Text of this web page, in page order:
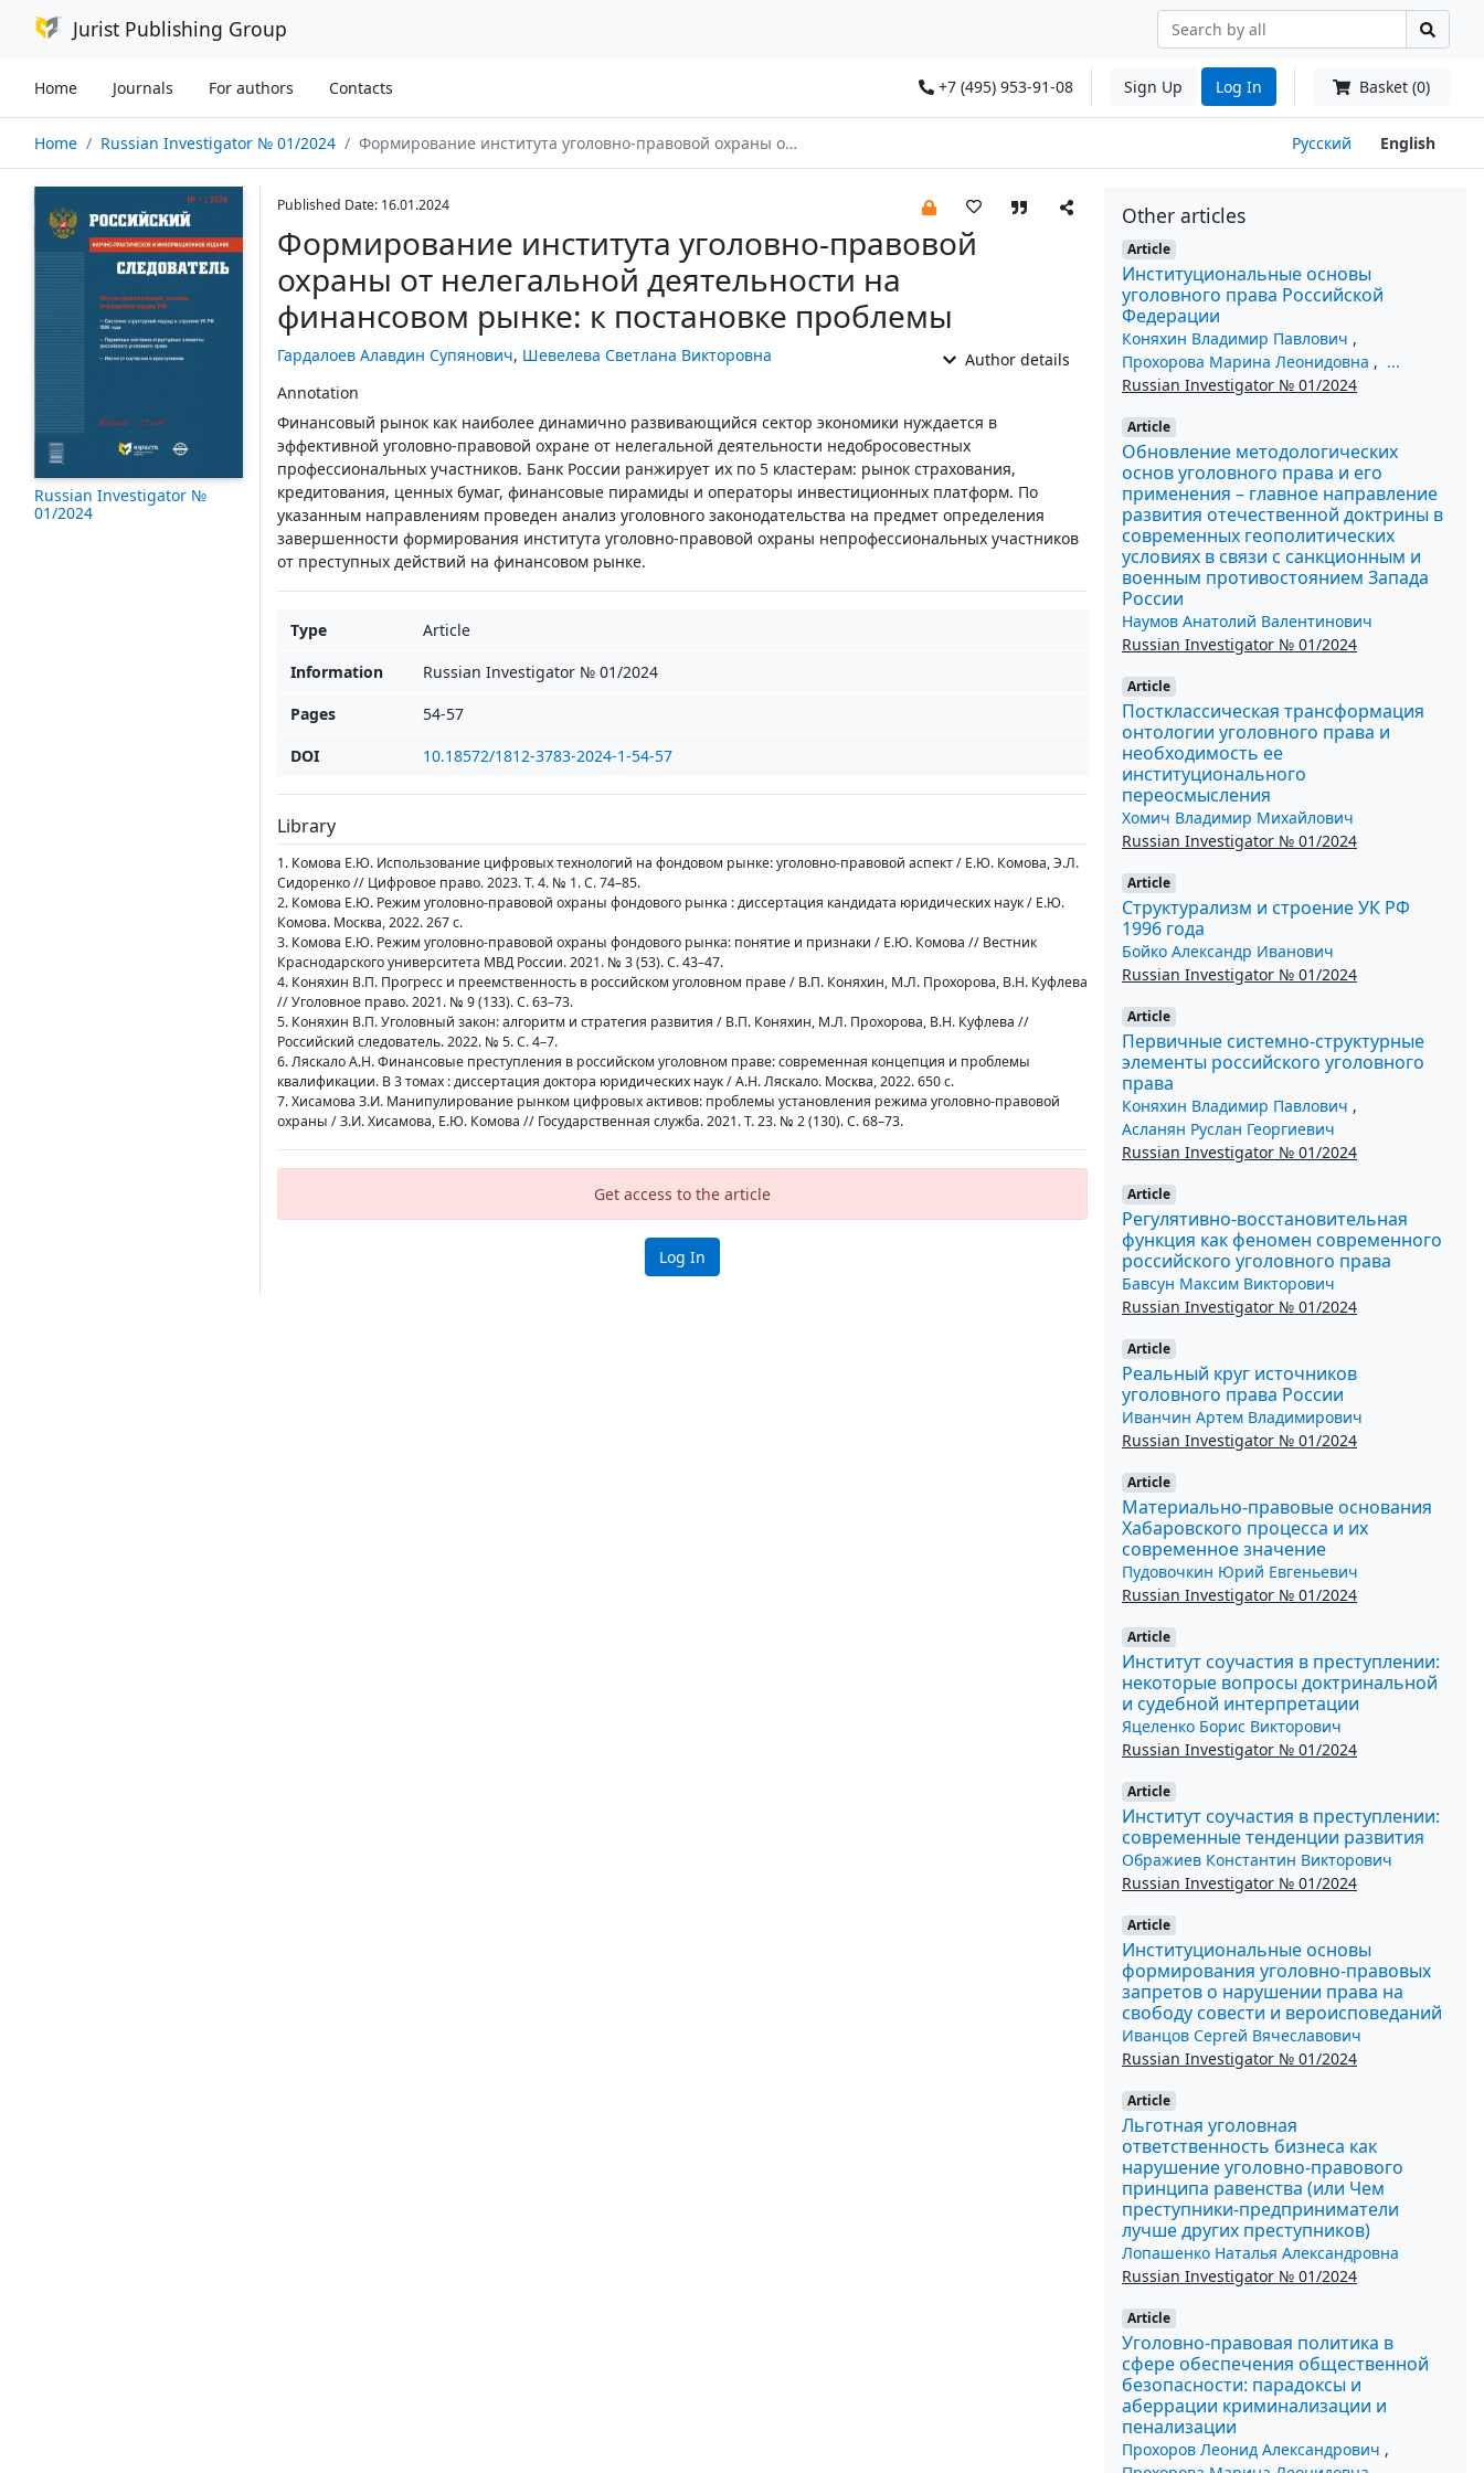
Jurist Publishing Group
Home Journals For authors Contacts +7 (495) 953-91-08 Sign Up Log In Basket (0)
Home Russian Investigator № 01/2024 Формирование института уголовно-правовой охраны от нелегальной деятельности на финансовом рынке: к постановке проблемы Русский English
Russian Investigator №
01/2024
Published Date: 16.01.2024
Формирование института уголовно-правовой
охраны от нелегальной деятельности на
финансовом рынке: к постановке проблемы
Гардалоев Алавдин Супянович, Шевелева Светлана Викторовна
Author details
Annotation
Финансовый рынок как наиболее динамично развивающийся сектор экономики нуждается в
эффективной уголовно-правовой охране от нелегальной деятельности недобросовестных
профессиональных участников. Банк России ранжирует их по 5 кластерам: рынок страхования,
кредитования, ценных бумаг, финансовые пирамиды и операторы инвестиционных платформ. По
указанным направлениям проведен анализ уголовного законодательства на предмет определения
завершенности формирования института уголовно-правовой охраны непрофессиональных участников
от преступных действий на финансовом рынке.
Type
Article
Information
Russian Investigator № 01/2024
Pages
54-57
DOI
10.18572/1812-3783-2024-1-54-57
Library
1. Комова Е.Ю. Использование цифровых технологий на фондовом рынке: уголовно-правовой аспект / Е.Ю. Комова, Э.Л.
Сидоренко // Цифровое право. 2023. Т. 4. № 1. С. 74–85.
2. Комова Е.Ю. Режим уголовно-правовой охраны фондового рынка : диссертация кандидата юридических наук / Е.Ю.
Комова. Москва, 2022. 267 с.
3. Комова Е.Ю. Режим уголовно-правовой охраны фондового рынка: понятие и признаки / Е.Ю. Комова // Вестник
Краснодарского университета МВД России. 2021. № 3 (53). С. 43–47.
4. Коняхин В.П. Прогресс и преемственность в российском уголовном праве / В.П. Коняхин, М.Л. Прохорова, В.Н. Куфлева
// Уголовное право. 2021. № 9 (133). С. 63–73.
5. Коняхин В.П. Уголовный закон: алгоритм и стратегия развития / В.П. Коняхин, М.Л. Прохорова, В.Н. Куфлева //
Российский следователь. 2022. № 5. С. 4–7.
6. Ляскало А.Н. Финансовые преступления в российском уголовном праве: современная концепция и проблемы
квалификации. В 3 томах : диссертация доктора юридических наук / А.Н. Ляскало. Москва, 2022. 650 с.
7. Хисамова З.И. Манипулирование рынком цифровых активов: проблемы установления режима уголовно-правовой
охраны / З.И. Хисамова, Е.Ю. Комова // Государственная служба. 2021. Т. 23. № 2 (130). С. 68–73.
Get access to the article
Log In
Other articles
Article
Институциональные основы
уголовного права Российской
Федерации
Коняхин Владимир Павлович ,
Прохорова Марина Леонидовна , ...
Russian Investigator № 01/2024
Article
Обновление методологических
основ уголовного права и его
применения – главное направление
развития отечественной доктрины в
современных геополитических
условиях в связи с санкционным и
военным противостоянием Запада
России
Наумов Анатолий Валентинович
Russian Investigator № 01/2024
Article
Постклассическая трансформация
онтологии уголовного права и
необходимость ее
институционального
переосмысления
Хомич Владимир Михайлович
Russian Investigator № 01/2024
Article
Структурализм и строение УК РФ
1996 года
Бойко Александр Иванович
Russian Investigator № 01/2024
Article
Первичные системно-структурные
элементы российского уголовного
права
Коняхин Владимир Павлович ,
Асланян Руслан Георгиевич
Russian Investigator № 01/2024
Article
Регулятивно-восстановительная
функция как феномен современного
российского уголовного права
Бавсун Максим Викторович
Russian Investigator № 01/2024
Article
Реальный круг источников
уголовного права России
Иванчин Артем Владимирович
Russian Investigator № 01/2024
Article
Материально-правовые основания
Хабаровского процесса и их
современное значение
Пудовочкин Юрий Евгеньевич
Russian Investigator № 01/2024
Article
Институт соучастия в преступлении:
некоторые вопросы доктринальной
и судебной интерпретации
Яцеленко Борис Викторович
Russian Investigator № 01/2024
Article
Институт соучастия в преступлении:
современные тенденции развития
Ображиев Константин Викторович
Russian Investigator № 01/2024
Article
Институциональные основы
формирования уголовно-правовых
запретов о нарушении права на
свободу совести и вероисповеданий
Иванцов Сергей Вячеславович
Russian Investigator № 01/2024
Article
Льготная уголовная
ответственность бизнеса как
нарушение уголовно-правового
принципа равенства (или Чем
преступники-предприниматели
лучше других преступников)
Лопашенко Наталья Александровна
Russian Investigator № 01/2024
Article
Уголовно-правовая политика в
сфере обеспечения общественной
безопасности: парадоксы и
аберрации криминализации и
пенализации
Прохоров Леонид Александрович ,